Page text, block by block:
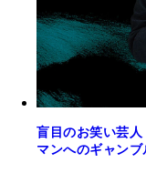
盲目のお笑い芸
マンへのギャンブ